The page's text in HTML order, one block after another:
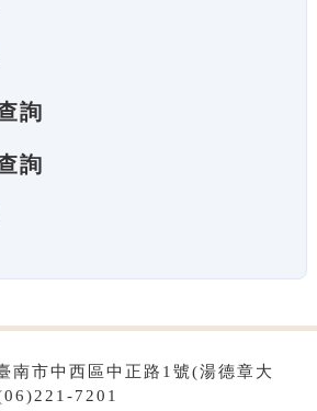
詢
詢
南市中西區中正路1號(湯德章大
7201